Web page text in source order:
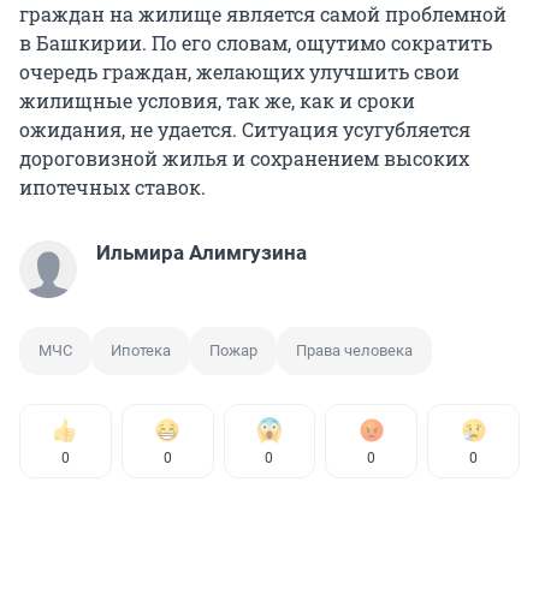
граждан на жилище является самой проблемной
в Башкирии. По его словам, ощутимо сократить
очередь граждан, желающих улучшить свои
жилищные условия, так же, как и сроки
ожидания, не удается. Ситуация усугубляется
дороговизной жилья и сохранением высоких
ипотечных ставок.
Ильмира Алимгузина
МЧС Ипотека Пожар Права человека
0 0 0 0 0